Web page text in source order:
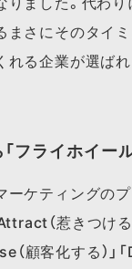
まさにそのタイ
れる企業が選ば
フライホイー
ーケティングの
（惹きつけ
（顧客化する）